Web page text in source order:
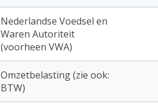
Nederlandse Voedsel en
Waren Autoriteit
(voorheen VWA)
Omzetbelasting (zie ook:
BTW)